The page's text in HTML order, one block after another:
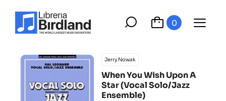
0
Jerry Nowak
When You Wish Upon A
Star (Vocal Solo/Jazz
Ensemble)